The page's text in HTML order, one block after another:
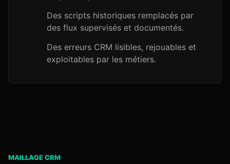
Des scripts historiques remplacés par
des flux supervisés et documentés.
Des erreurs CRM lisibles, rejouables et
exploitables par les métiers.
MAILLAGE CRM